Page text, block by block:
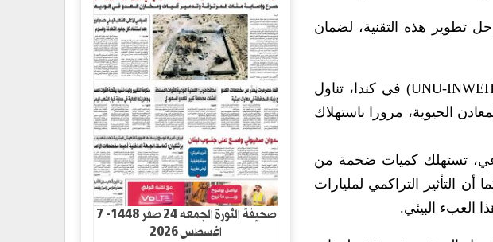
تطوير هذه التقنية، لضمان
وجاء التحذير في تقرير صادر عن معهد جامعة الأمم المتحدة للمياه والبيئة والصحة (UNU-INWEH) في كندا، تناول
الحيوية، مرورا باستهلاك
تستهلك كميات ضخمة من
التأثير التراكمي لمليارات
العبء البيئي.
صحيفة الثورة الجمعه 24 صفر 1448- 7
اغسطس 2026